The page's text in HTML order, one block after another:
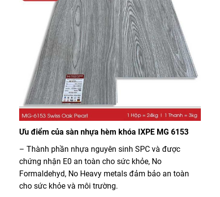
Ưu điểm của sàn nhựa hèm khóa IXPE MG 6153
– Thành phần nhựa nguyên sinh SPC và được
chứng nhận E0 an toàn cho sức khỏe, No
Formaldehyd, No Heavy metals đảm bảo an toàn
cho sức khỏe và môi trường.